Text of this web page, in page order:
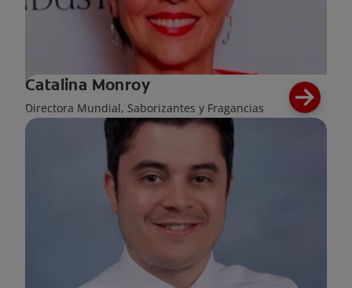
Catalina Monroy
Directora Mundial, Saborizantes y Fragancias